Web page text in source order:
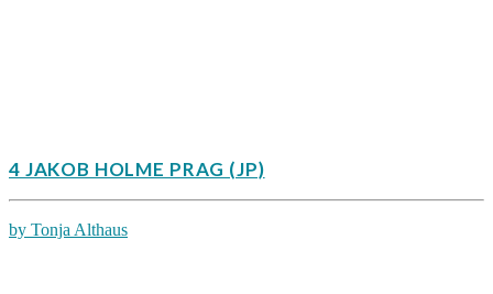
4 JAKOB HOLME PRAG (JP)
by Tonja Althaus